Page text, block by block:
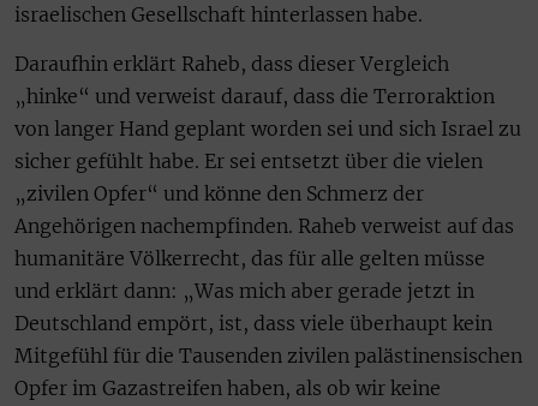
israelischen Gesellschaft hinterlassen habe.
Daraufhin erklärt Raheb, dass dieser Vergleich
„hinke“ und verweist darauf, dass die Terroraktion
von langer Hand geplant worden sei und sich Israel zu
sicher gefühlt habe. Er sei entsetzt über die vielen
„zivilen Opfer“ und könne den Schmerz der
Angehörigen nachempfinden. Raheb verweist auf das
humanitäre Völkerrecht, das für alle gelten müsse
und erklärt dann: „Was mich aber gerade jetzt in
Deutschland empört, ist, dass viele überhaupt kein
Mitgefühl für die Tausenden zivilen palästinensischen
Opfer im Gazastreifen haben, als ob wir keine